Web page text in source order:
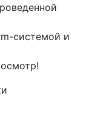
системой и